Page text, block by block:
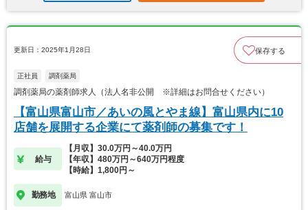
更新日：2025年1月28日 保存する
正社員 調剤薬局
調剤薬局の薬剤師求人（法人名非公開 ※詳細はお問合せください）
【富山県富山市／あいの風とやま線】富山県内に10
店舗を展開する企業にて薬剤師の募集です！
給与
【月収】30.0万円～40.0万円
【年収】480万円～640万円程度
【時給】1,800円～
勤務地 富山県 富山市